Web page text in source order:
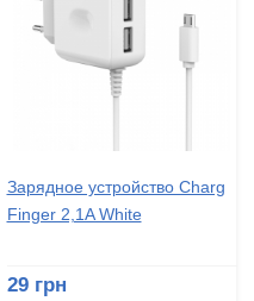
Зарядное устройство Charg
Finger 2,1A White
29 грн